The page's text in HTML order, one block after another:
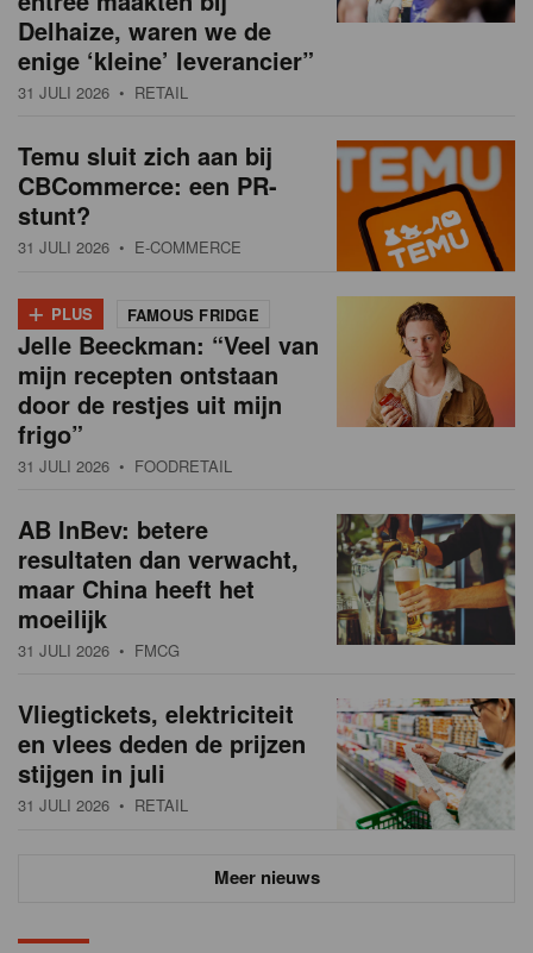
Delhaize, waren we de
enige ‘kleine’ leverancier”
31 JULI 2026 • RETAIL
Temu sluit zich aan bij
CBCommerce: een PR-
stunt?
31 JULI 2026 • E-COMMERCE
+ PLUS FAMOUS FRIDGE
Jelle Beeckman: “Veel van
mijn recepten ontstaan
door de restjes uit mijn
frigo”
31 JULI 2026 • FOODRETAIL
AB InBev: betere
resultaten dan verwacht,
maar China heeft het
moeilijk
31 JULI 2026 • FMCG
Vliegtickets, elektriciteit
en vlees deden de prijzen
stijgen in juli
31 JULI 2026 • RETAIL
Meer nieuws